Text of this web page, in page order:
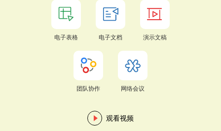
电子表格 电子文档 演示文稿
团队协作 网络会议
观看视频